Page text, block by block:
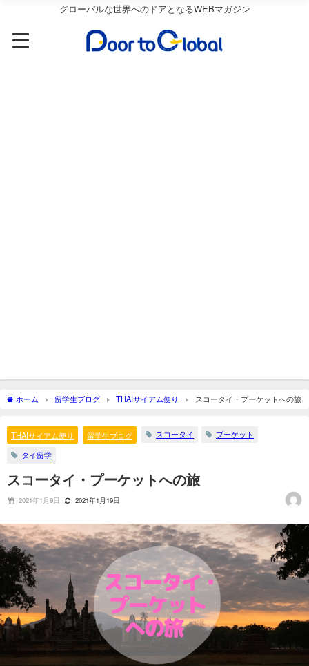
グローバルな世界へのドアとなるWEBマガジン
ホーム 留学生ブログ THAIサイアム便り スコータイ・プーケットへの旅
THAIサイアム便り 留学生ブログ スコータイ
プーケット
タイ留学
スコータイ・プーケットへの旅
2021年1月9日 2021年1月19日